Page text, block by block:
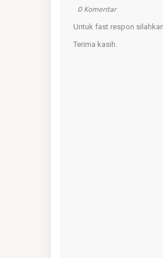
0 Komentar
Untuk fast respon
Terima kasih.